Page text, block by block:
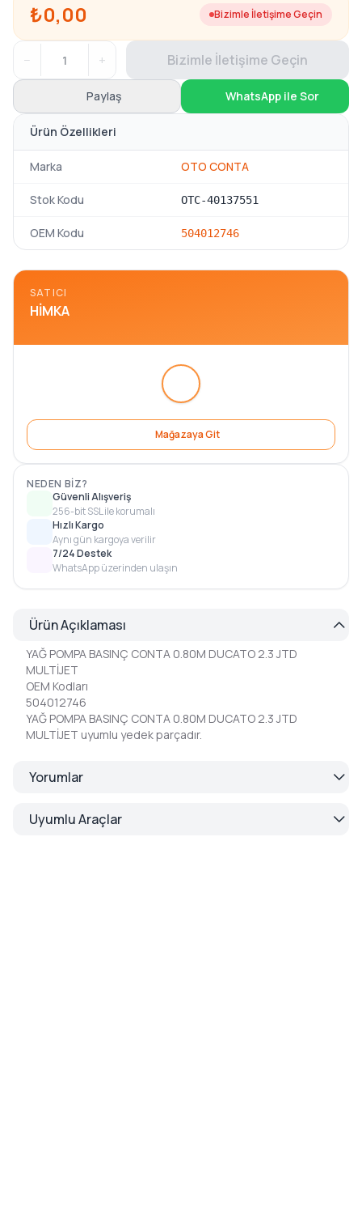
₺0,00 Bizimle İletişime Geçin
− + Bizimle İletişime Geçin
Paylaş WhatsApp ile Sor
Ürün Özellikleri
Marka OTO CONTA
Stok Kodu OTC-40137551
OEM Kodu 504012746
SATICI
HIMKA
Mağazaya Git
NEDEN BIZ?
Güvenli Alışveriş
256-bit SSL ile korumalı
Hızlı Kargo
Aynı gün kargoya verilir
7/24 Destek
WhatsApp üzerinden ulaşın
Ürün Açıklaması
YAĞ POMPA BASINÇ CONTA 0.80M DUCATO 2.3 JTD
MULTİJET
OEM Kodları
504012746
YAĞ POMPA BASINÇ CONTA 0.80M DUCATO 2.3 JTD
MULTİJET uyumlu yedek parçadır.
Yorumlar
Uyumlu Araçlar